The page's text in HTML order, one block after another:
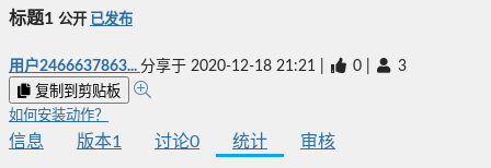
标题1 公开 已发布
用户2466637863... 分享于 2020-12-18 21:21 0 3
复制到剪贴板
如何安装动作？
信息 版本1 讨论0 统计 审核